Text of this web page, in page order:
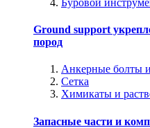
Ground support
пород
Анкерные болты
Сетка
Химикаты и
Запасные части и